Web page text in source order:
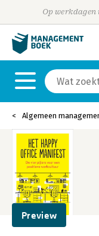
Op werkdagen
Algemeen
Preview